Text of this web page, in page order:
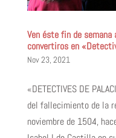
Ven éste fin de
convertiros en
Nov 23, 2021
«DETECTIVES DE
del fallecimiento de la
noviembre de 1504,